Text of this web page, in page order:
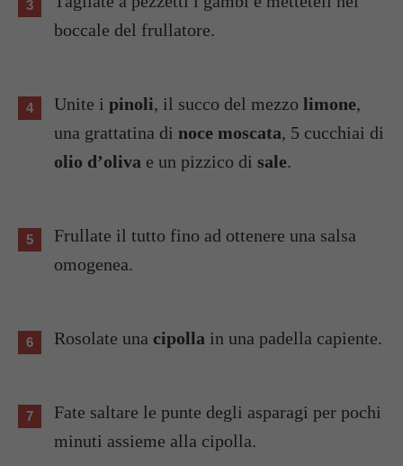
boccale del frullatore.
Unite i pinoli, il succo del mezzo limone,
una grattatina di noce moscata, 5 cucchiai di
olio d’oliva e un pizzico di sale.
Frullate il tutto fino ad ottenere una salsa
omogenea.
Rosolate una cipolla in una padella capiente.
Fate saltare le punte degli asparagi per pochi
minuti assieme alla cipolla.